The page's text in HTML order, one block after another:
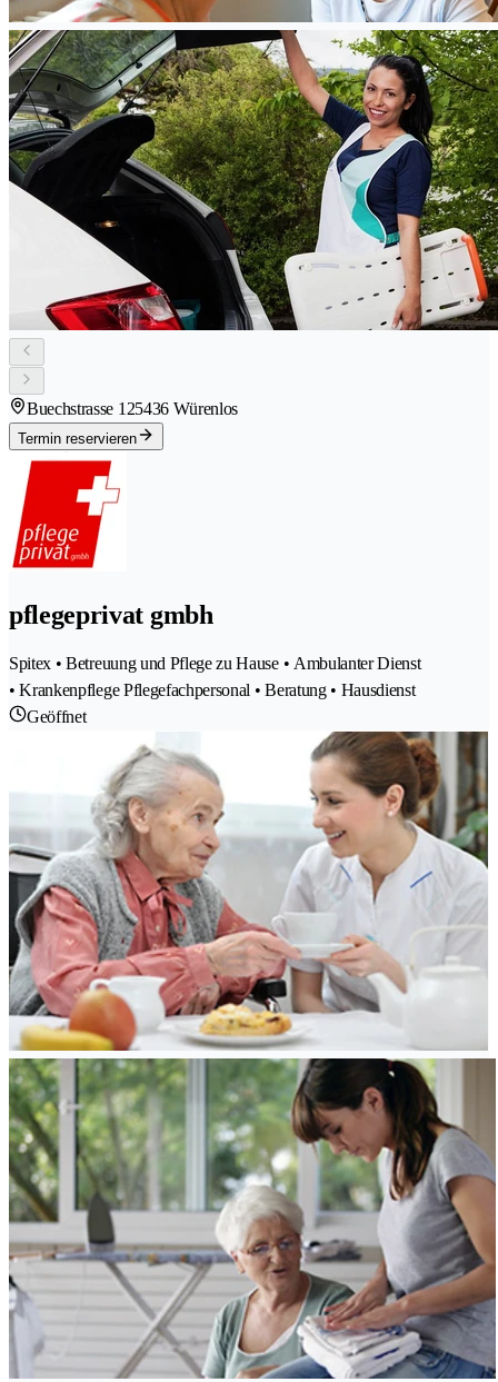
Buechstrasse 125436 Würenlos
Termin reservieren
pflegeprivat gmbh
Spitex • Betreuung und Pflege zu Hause • Ambulanter Dienst
• Krankenpflege Pflegefachpersonal • Beratung • Hausdienst
Geöffnet